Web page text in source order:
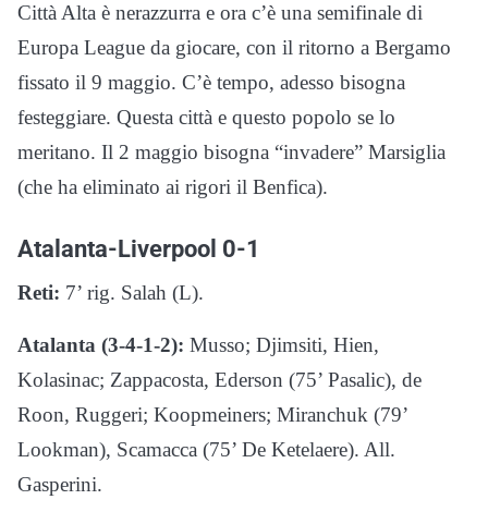
Città Alta è nerazzurra e ora c’è una semifinale di
Europa League da giocare, con il ritorno a Bergamo
fissato il 9 maggio. C’è tempo, adesso bisogna
festeggiare. Questa città e questo popolo se lo
meritano. Il 2 maggio bisogna “invadere” Marsiglia
(che ha eliminato ai rigori il Benfica).
Atalanta-Liverpool 0-1
Reti: 7’ rig. Salah (L).
Atalanta (3-4-1-2): Musso; Djimsiti, Hien,
Kolasinac; Zappacosta, Ederson (75’ Pasalic), de
Roon, Ruggeri; Koopmeiners; Miranchuk (79’
Lookman), Scamacca (75’ De Ketelaere). All.
Gasperini.